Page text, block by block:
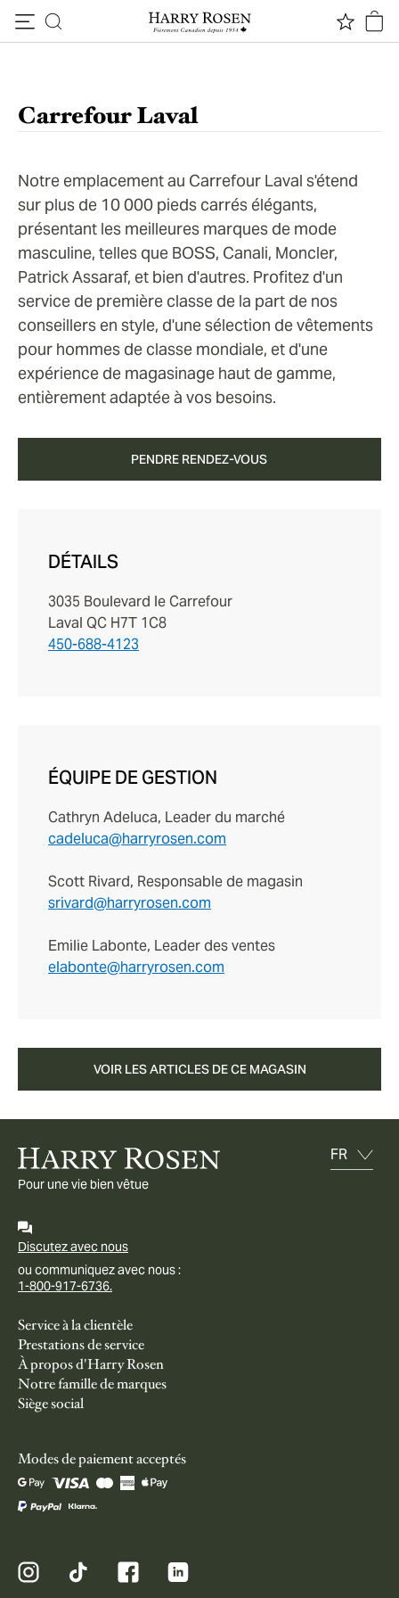
Carrefour Laval
Notre emplacement au Carrefour Laval s'étend
sur plus de 10 000 pieds carrés élégants,
présentant les meilleures marques de mode
masculine, telles que BOSS, Canali, Moncler,
Patrick Assaraf, et bien d'autres. Profitez d'un
service de première classe de la part de nos
conseillers en style, d'une sélection de vêtements
pour hommes de classe mondiale, et d'une
expérience de magasinage haut de gamme,
entièrement adaptée à vos besoins.
PENDRE RENDEZ-VOUS
DÉTAILS
3035 Boulevard le Carrefour
Laval QC H7T 1C8
450-688-4123
ÉQUIPE DE GESTION
Cathryn Adeluca, Leader du marché
cadeluca@harryrosen.com
Scott Rivard, Responsable de magasin
srivard@harryrosen.com
Emilie Labonte, Leader des ventes
elabonte@harryrosen.com
VOIR LES ARTICLES DE CE MAGASIN
Pour une vie bien vêtue
Discutez avec nous
ou communiquez avec nous :
1-800-917-6736.
Service à la clientèle
Prestations de service
À propos d'Harry Rosen
Notre famille de marques
Siège social
Modes de paiement acceptés